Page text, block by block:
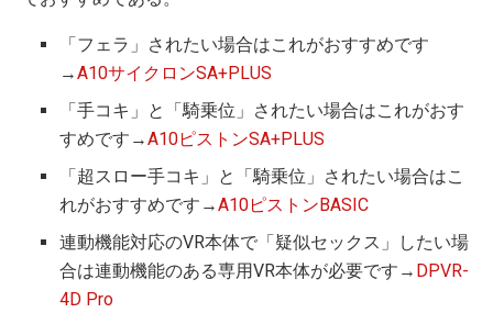
「フェラ」されたい場合はこれがおすすめです
→A10サイクロンSA+PLUS
「手コキ」と「騎乗位」されたい場合はこれがおす
すめです→A10ピストンSA+PLUS
「超スロー手コキ」と「騎乗位」されたい場合はこ
れがおすすめです→A10ピストンBASIC
連動機能対応のVR本体で「疑似セックス」したい場
合は連動機能のある専用VR本体が必要です→ DPVR-
4D Pro